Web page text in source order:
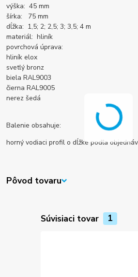
výška: 45 mm
šírka: 75 mm
dĺžka: 1,5; 2; 2,5; 3; 3,5; 4 m
materiál: hliník
povrchová úprava:
hliník elox
svetlý bronz
biela RAL9003
čierna RAL9005
nerez šedá
Balenie obsahuje:
horný vodiaci profil o dĺžke podľa
Pôvod tovaru
Súvisiaci tovar 1